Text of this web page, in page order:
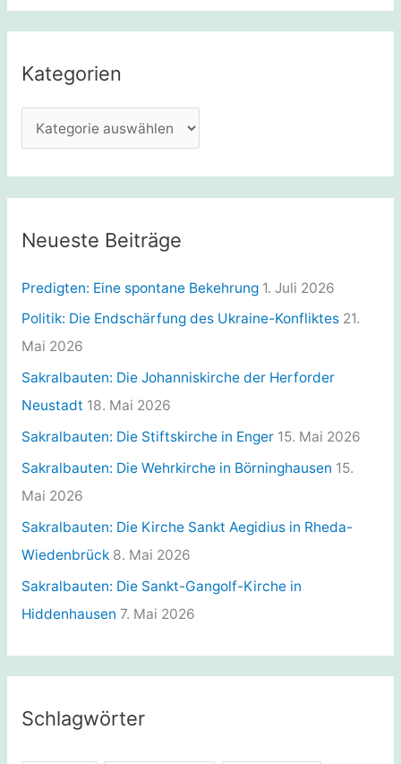
h
n
n
h
Kategorien
a
t
g
r
i
e
n
Neueste Beiträge
Predigten: Eine spontane Bekehrung 1. Juli 2026
Politik: Die Endschärfung des Ukraine-Konfliktes 21.
Mai 2026
Sakralbauten: Die Johanniskirche der Herforder
Neustadt 18. Mai 2026
Sakralbauten: Die Stiftskirche in Enger 15. Mai 2026
Sakralbauten: Die Wehrkirche in Börninghausen 15.
Mai 2026
Sakralbauten: Die Kirche Sankt Aegidius in Rheda-
Wiedenbrück 8. Mai 2026
Sakralbauten: Die Sankt-Gangolf-Kirche in
Hiddenhausen 7. Mai 2026
Schlagwörter